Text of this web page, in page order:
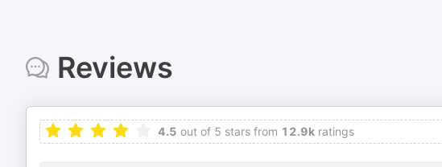
Reviews
4.5 out of 5 stars from 12.9k ratings